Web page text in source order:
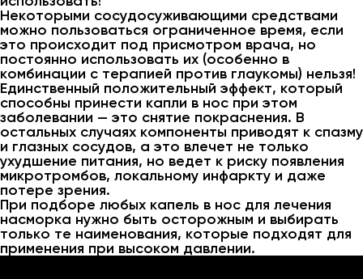
Некоторыми сосудосуживающими средствами
можно пользоваться ограниченное время, если
это происходит под присмотром врача, но
постоянно использовать их (особенно в
комбинации с терапией против глаукомы) нельзя!
Единственный положительный эффект, который
способны принести капли в нос при этом
заболевании — это снятие покраснения. В
остальных случаях компоненты приводят к спазму
и глазных сосудов, а это влечет не только
ухудшение питания, но ведет к риску появления
микротромбов, локальному инфаркту и даже
потере зрения.
При подборе любых капель в нос для лечения
насморка нужно быть осторожным и выбирать
только те наименования, которые подходят для
применения при высоком давлении.